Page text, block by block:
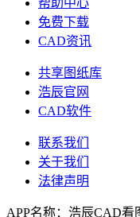
免费下载
CAD资讯
共享图纸库
浩辰官网
CAD软件
联系我们
关于我们
法律声明
APP名称： 浩辰CAD看